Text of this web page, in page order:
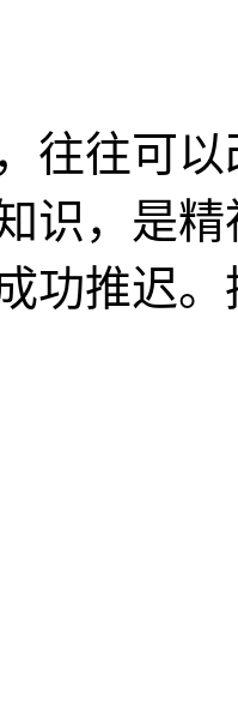
往往可
识，是
功推迟